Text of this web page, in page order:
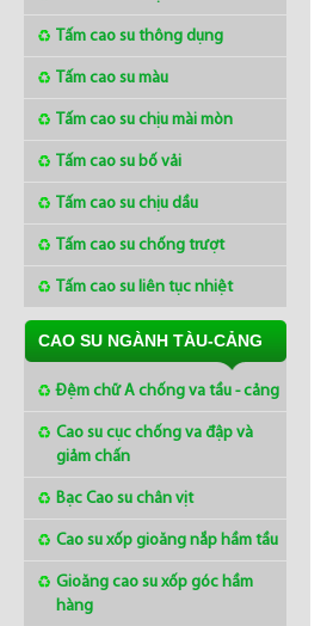
Tấm cao su thông dụng
Tấm cao su màu
Tấm cao su chịu mài mòn
Tấm cao su bố vải
Tấm cao su chịu dầu
Tấm cao su chống trượt
Tấm cao su liên tục nhiệt
CAO SU NGÀNH TÀU-CẢNG
Đệm chữ A chống va tầu - cảng
Cao su cục chống va đập và
giảm chấn
Bạc Cao su chân vịt
Cao su xốp gioăng nắp hầm tầu
Gioăng cao su xốp góc hầm
hàng